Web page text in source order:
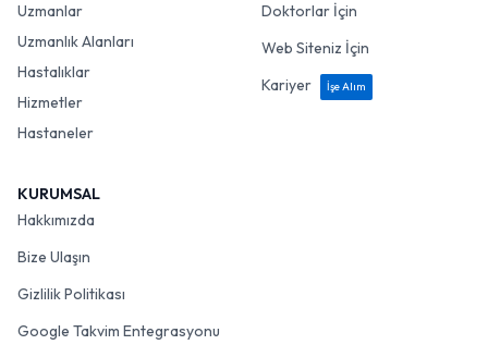
Uzmanlar
Uzmanlık Alanları
Hastalıklar
Hizmetler
Hastaneler
Doktorlar İçin
Web Siteniz İçin
Kariyer
İşe Alım
KURUMSAL
Hakkımızda
Bize Ulaşın
Gizlilik Politikası
Google Takvim Entegrasyonu